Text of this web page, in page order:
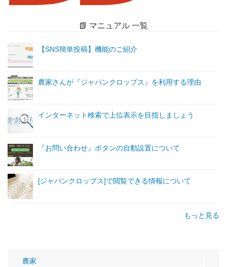
📗 マニュアル 一覧
【SNS簡単投稿】機能のご紹介
農家さんが『ジャパンクロップス』を利用する理由
インターネット検索で上位表示を目指しましょう
『お問い合わせ』ボタンの自動設置について
[ジャパンクロップス]で閲覧できる情報について
もっと見る
農家